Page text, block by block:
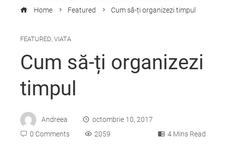
Home Featured Cum să-ți organizezi timpul
FEATURED, VIATA
Cum să-ți organizezi
timpul
Andreea
octombrie 10, 2017
0 Comments
2059 4 Mins Read